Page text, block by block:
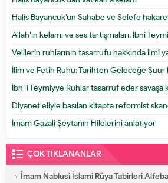
Halis Bayancuk’un Sahabe ve Selefe
Allah’ın kelamı ve ses tartışmaları. İbni
Velilerin ruhlarının tasarrufu hakkında ilmi
İlim ve Fetih Ruhu: Tarihten Geleceğe Şuur
İbn-i Teymiyye Ruhlar tasarruf eder savaşa
Diyanet eliyle basılan kitapta reformist
İmam Gazali Şeytanın Hilelerini anlatıyor
ÇOK TIKLANANLAR
İmam Nablusi İslami Rüya Tabirleri